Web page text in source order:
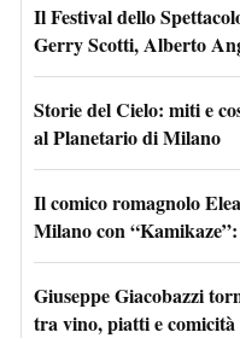
Il Festival dello
Gerry Scotti, Alberto
Storie del Cielo: miti e
al Planetario di Milano
Il comico romagnolo
Milano con
Giuseppe Giacobazzi
tra vino, piatti e